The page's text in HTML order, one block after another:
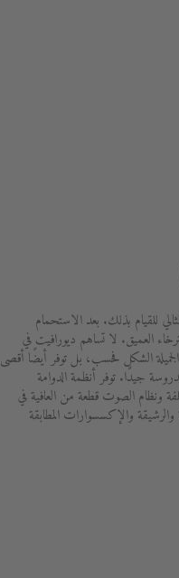
للقيام بذلك. بعد الاستحمام
العميق. لا تساهم ديورافيت في
الشكل فحسب، بل توفر أيضًا أقصى
جيدًا. توفر أنظمة الدوامة
ونظام الصوت قطعة من العافية في
والإكسسوارات المطابقة